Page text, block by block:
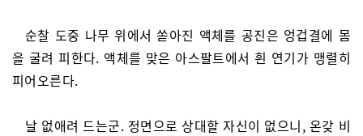
순찰 도중 나무 위에서 쏟아진 액체를 공진은 엉겁결에 몸
을 굴려 피한다. 액체를 맞은 아스팔트에서 흰 연기가 맹렬히
피어오른다.
날 없애려 드는군. 정면으로 상대할 자신이 없으니, 온갖 비